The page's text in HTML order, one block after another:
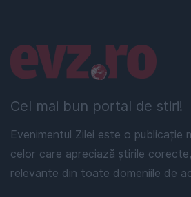
Cel mai bun portal de stiri!
Evenimentul Zilei este o publicație
celor care apreciază știrile
relevante din toate domeniile de
Linkuri utile